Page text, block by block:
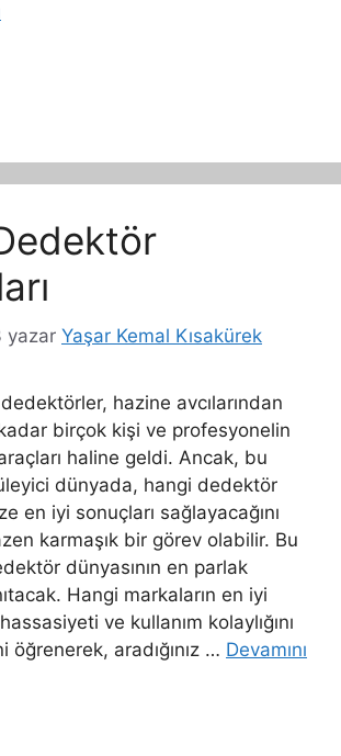
yazar Yaşar Kemal Kısakürek
hazine avcılarından
birçok kişi ve profesyonelin
haline geldi. Ancak, bu
dünyada, hangi dedektör
en iyi sonuçları sağlayacağını
karmaşık bir görev olabilir. Bu
dünyasının en parlak
Hangi markaların en iyi
ve kullanım kolaylığını
öğrenerek, aradığınız … Devamını